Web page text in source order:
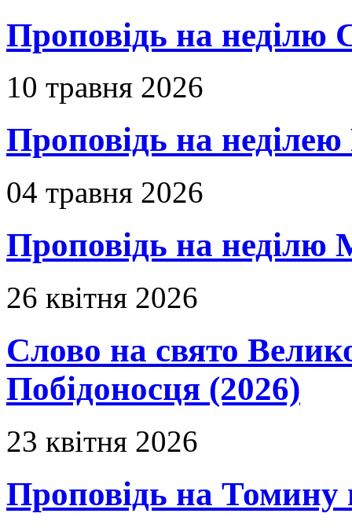
Проповідь на неділю
10 травня 2026
Проповідь на неділею
04 травня 2026
Проповідь на неділю
26 квітня 2026
Слово на свято
Побідоносця (2026)
23 квітня 2026
Проповідь на Томину